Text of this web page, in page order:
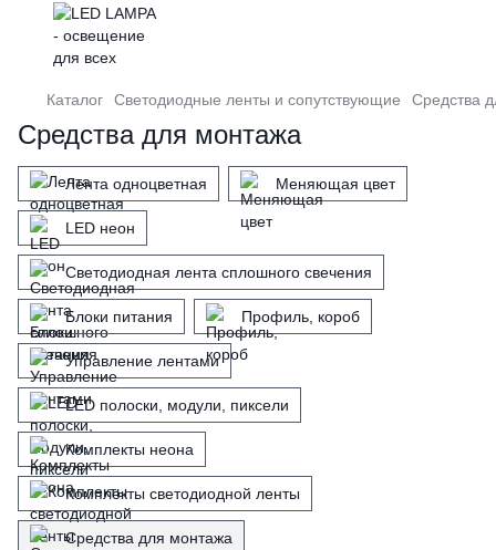
Каталог Светодиодные ленты и сопутствующие Средства
Средства для монтажа
Лента одноцветная Меняющая цвет
LED неон
Светодиодная лента сплошного свечения
Блоки питания Профиль, короб
Управление лентами
LED полоски, модули, пиксели
Комплекты неона
Комплекты светодиодной ленты
Средства для монтажа